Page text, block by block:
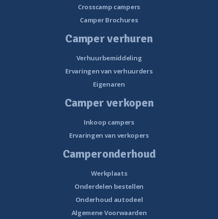
Crosscamp campers
Camper Brochures
Camper verhuren
Verhuurbemiddeling
Ervaringen van verhuurders
Eigenaren
Camper verkopen
Inkoop campers
Ervaringen van verkopers
Camperonderhoud
Werkplaats
Onderdelen bestellen
Onderhoud autodeel
Algemene Voorwaarden